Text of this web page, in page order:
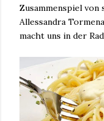
Zusammenspiel von
Allessandra
macht uns in der